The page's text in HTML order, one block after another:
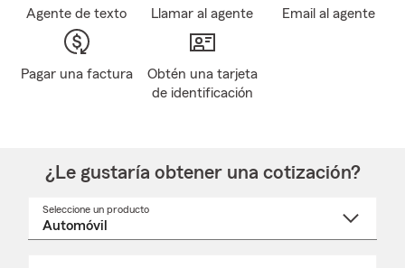
Agente de texto Llamar al agente Email al agente
Pagar una factura
Obtén una tarjeta
de identificación
¿Le gustaría obtener una cotización?
Seleccione un producto